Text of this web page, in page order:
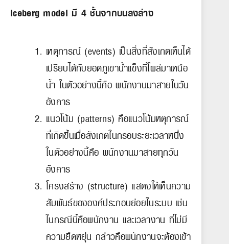
Iceberg model มี 4 ชั้นจากบนลงล่าง
เหตุการณ์ (events) เป็นสิ่งที่สังเกตเห็นได้
เปรียบได้กับยอดภูเขาน้ำแข็งที่โผล่มาเหนือ
น้ำ ในตัวอย่างนี้คือ พนักงานมาสายในวัน
อังคาร
แนวโน้ม (patterns) คือแนวโน้มหตุการณ์
ที่เกิดขึ้นเมื่อสังเกตในกรอบระยะเวลาหนึ่ง
ในตัวอย่างนี้คือ พนักงานมาสายทุกวัน
อังคาร
โครงสร้าง (structure) แสดงให้เห็นความ
สัมพันธ์ขององค์ประกอบย่อยในระบบ เช่น
ในกรณีนี้คือพนักงาน และเวลางาน ที่ไม่มี
ความยืดหยุ่น กล่าวคือพนักงานจะต้องเข้า